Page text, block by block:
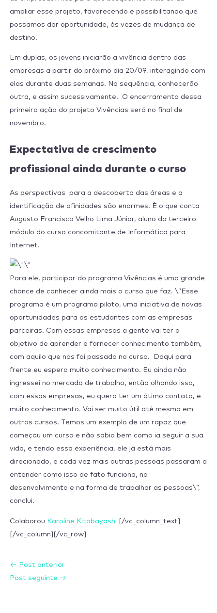
ampliar esse projeto, favorecendo e possibilitando que
possamos dar oportunidade, às vezes de mudança de
destino.
Em duplas, os jovens iniciarão a vivência dentro das
empresas a partir do próximo dia 20/09, interagindo com
elas durante duas semanas. Na sequência, conhecerão
outra, e assim sucessivamente. O encerramento dessa
primeira ação do projeto Vivências será no final de
novembro.
Expectativa de crescimento
profissional ainda durante o curso
As perspectivas para a descoberta das áreas e a
identificação de afinidades são enormes. É o que conta
Augusto Francisco Velho Lima Júnior, aluno do terceiro
módulo do curso concomitante de Informática para
Internet.
Para ele, participar do programa Vivências é uma grande
chance de conhecer ainda mais o curso que faz. \”Esse
programa é um programa piloto, uma iniciativa de novas
oportunidades para os estudantes com as empresas
parceiras. Com essas empresas a gente vai ter o
objetivo de aprender e fornecer conhecimento também,
com aquilo que nos foi passado no curso. Daqui para
frente eu espero muito conhecimento. Eu ainda não
ingressei no mercado de trabalho, então olhando isso,
com essas empresas, eu quero ter um ótimo contato, e
muito conhecimento. Vai ser muito útil até mesmo em
outros cursos. Temos um exemplo de um rapaz que
começou um curso e não sabia bem como ia seguir a sua
vida, e tendo essa experiência, ele já está mais
direcionado, e cada vez mais outras pessoas passaram a
entender como isso de fato funciona, no
desenvolvimento e na forma de trabalhar as pessoas\”,
conclui.
Colaborou Karoline Kitabayashi [/vc_column_text]
[/vc_column][/vc_row]
← Post anterior
Post seguinte →